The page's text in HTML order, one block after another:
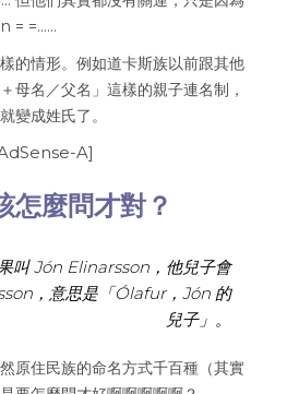
= =……
的情形。例如道卡斯族以前跟其他
母名／父名」這樣的親子連名制，
變成姓氏了。
A]
怎麼問才對？
叫 Jón Elinarsson，他兒子會
，意思是「Ólafur，Jón 的
兒子」。
原住民族的命名方式千百種（其實